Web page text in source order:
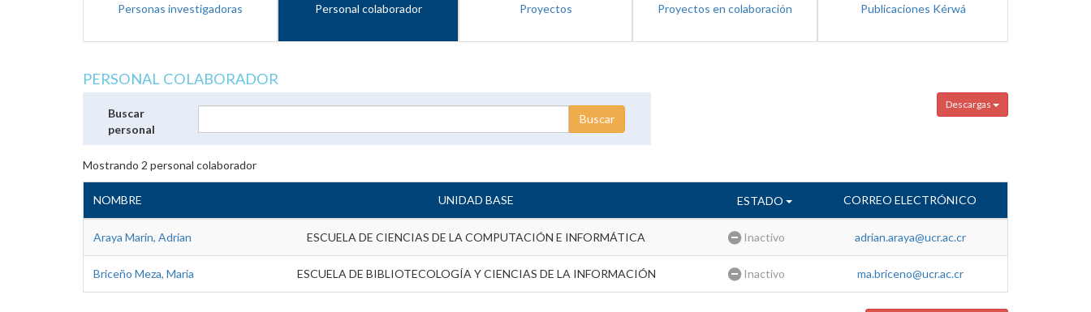
Personas investigadoras Personal colaborador Proyectos Proyectos en colaboración Publicaciones Kérwá
PERSONAL COLABORADOR
Descargas
Buscar
personal
Mostrando 2 personal colaborador
NOMBRE UNIDAD BASE ESTADO CORREO ELECTRÓNICO
Araya Marin, Adrian ESCUELA DE CIENCIAS DE LA COMPUTACIÓN E INFORMÁTICA Inactivo adrian.araya@ucr.ac.cr
Briceño Meza, Maria ESCUELA DE BIBLIOTECOLOGÍA Y CIENCIAS DE LA INFORMACIÓN Inactivo ma.briceno@ucr.ac.cr